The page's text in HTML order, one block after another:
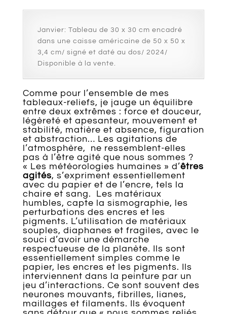
Janvier: Tableau de 30 x 30 cm encadré
dans une caisse américaine de 50 x 50 x
3,4 cm/ signé et daté au dos/ 2024/
Disponible à la vente.
Comme pour l’ensemble de mes
tableaux-reliefs, je jauge un équilibre
entre deux extrêmes : force et douceur,
légèreté et apesanteur, mouvement et
stabilité, matière et absence, figuration
et abstraction… Les agitations de
l’atmosphère, ne ressemblent-elles
pas à l’être agité que nous sommes ?
« Les météorologies humaines » d’êtres
agités, s’expriment essentiellement
avec du papier et de l’encre, tels la
chaire et sang. Les matériaux
humbles, capte la sismographie, les
perturbations des encres et les
pigments. L’utilisation de matériaux
souples, diaphanes et fragiles, avec le
souci d’avoir une démarche
respectueuse de la planète. Ils sont
essentiellement simples comme le
papier, les encres et les pigments. Ils
interviennent dans la peinture par un
jeu d’interactions. Ce sont souvent des
neurones mouvants, fibrilles, lianes,
maillages et filaments. Ils évoquent